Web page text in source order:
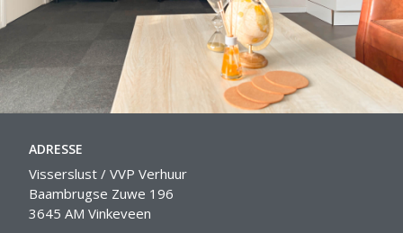
ADRESSE
Visserslust / VVP Verhuur
Baambrugse Zuwe 196
3645 AM Vinkeveen